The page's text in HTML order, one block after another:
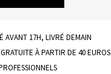
AVANT 17H, LIVRÉ DEMAIN
À PARTIR DE 40 EUROS